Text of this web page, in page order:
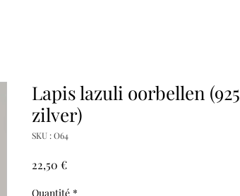
Lapis lazuli oorbellen (925
zilver)
SKU : O64
22,50 €Prix
Quantité *